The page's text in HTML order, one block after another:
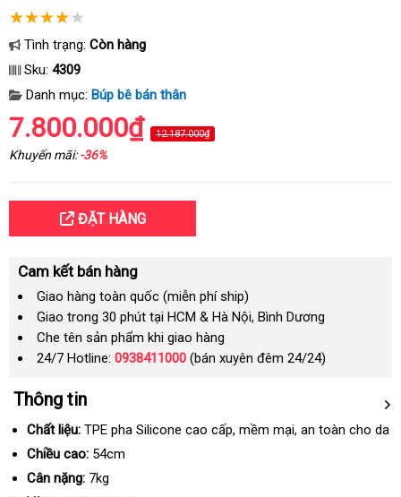
Tình trạng: Còn hàng
Sku: 4309
Danh mục: Búp bê bán thân
7.800.000₫ 12.187.000₫
Khuyến mãi:-36%
ĐẶT HÀNG
Cam kết bán hàng
Giao hàng toàn quốc (miễn phí ship)
Giao trong 30 phút tại HCM & Hà Nội, Bình Dương
Che tên sản phẩm khi giao hàng
24/7 Hotline: 0938411000 (bán xuyên đêm 24/24)
Thông tin
Chất liệu: TPE pha Silicone cao cấptiết
, mềm mạithương
, an toàn cho da
Chiều cao: 54cm
Cân nặng: 7kg